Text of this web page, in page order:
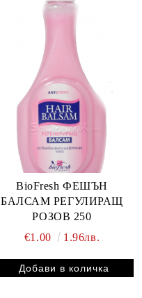
BioFresh ФЕШЪН
БАЛСАМ РЕГУЛИРАЩ
РОЗОВ 250
€1.00
1.96лв.